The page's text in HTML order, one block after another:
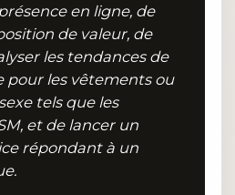
en ligne, de
de valeur, de
les tendances de
pour les vêtements ou
tels que les
et de lancer un
répondant à un